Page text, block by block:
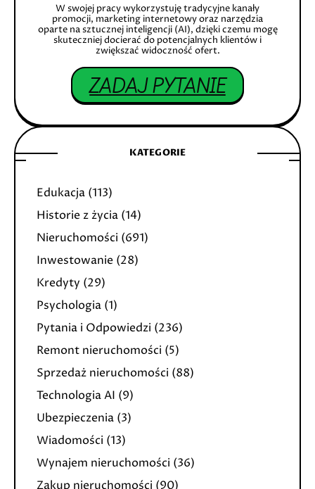
W swojej pracy wykorzystuję tradycyjne kanały
promocji, marketing internetowy oraz narzędzia
oparte na sztucznej inteligencji (AI), dzięki czemu mogę
skuteczniej docierać do potencjalnych klientów i
zwiększać widoczność ofert.
ZADAJ PYTANIE
KATEGORIE
Edukacja (113)
Historie z życia (14)
Nieruchomości (691)
Inwestowanie (28)
Kredyty (29)
Psychologia (1)
Pytania i Odpowiedzi (236)
Remont nieruchomości (5)
Sprzedaż nieruchomości (88)
Technologia AI (9)
Ubezpieczenia (3)
Wiadomości (13)
Wynajem nieruchomości (36)
Zakup nieruchomości (90)